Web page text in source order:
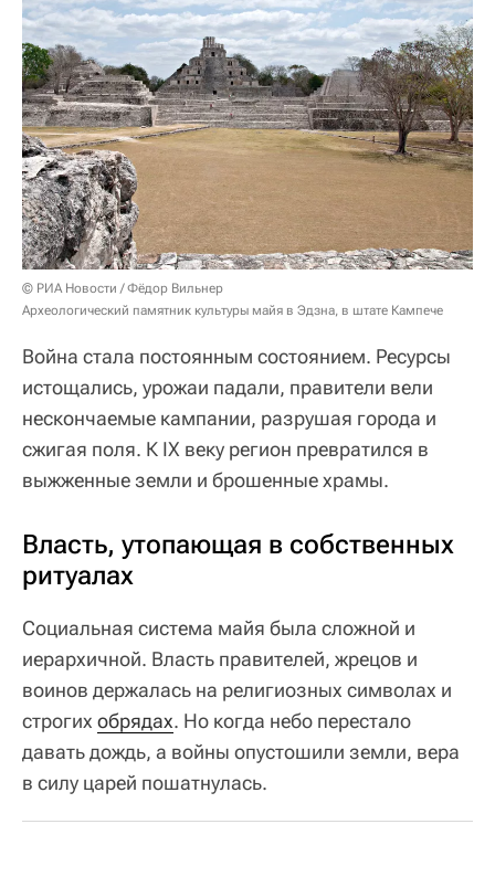
© РИА Новости / Фёдор Вильнер
Археологический памятник культуры майя в Эдзна, в штате Кампече
Война стала постоянным состоянием. Ресурсы
истощались, урожаи падали, правители вели
нескончаемые кампании, разрушая города и
сжигая поля. К IX веку регион превратился в
выжженные земли и брошенные храмы.
Власть, утопающая в собственных
ритуалах
Социальная система майя была сложной и
иерархичной. Власть правителей, жрецов и
воинов держалась на религиозных символах и
строгих обрядах. Но когда небо перестало
давать дождь, а войны опустошили земли, вера
в силу царей пошатнулась.